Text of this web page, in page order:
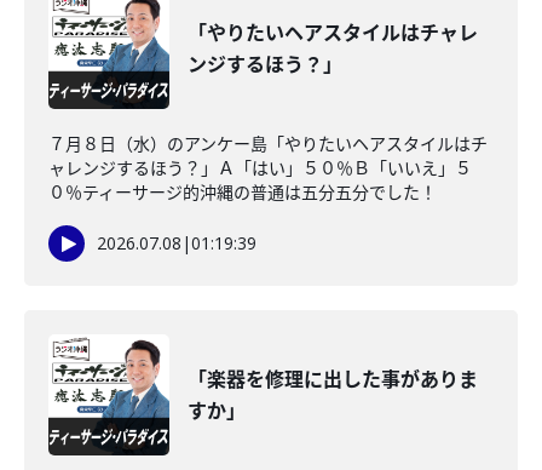
「やりたいヘアスタイルはチャレ
ンジするほう？」
７月８日（水）のアンケー島「やりたいヘアスタイルはチ
ャレンジするほう？」Ａ「はい」５０％Ｂ「いいえ」５
０％ティーサージ的沖縄の普通は五分五分でした！
2026.07.08 |01:19:39
「楽器を修理に出した事がありま
すか」